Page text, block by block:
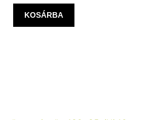
KOSÁRBA